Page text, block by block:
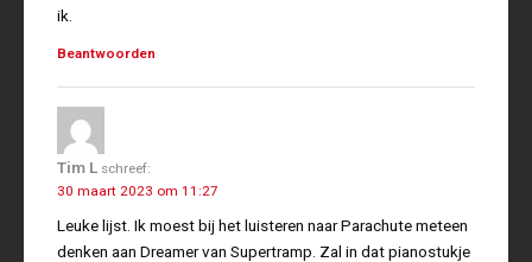
ik.
Beantwoorden
Tim L schreef:
30 maart 2023 om 11:27
Leuke lijst. Ik moest bij het luisteren naar Parachute meteen
denken aan Dreamer van Supertramp. Zal in dat pianostukje